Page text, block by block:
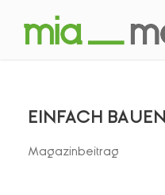
EINFACH BAUEN
Magazinbeitrag